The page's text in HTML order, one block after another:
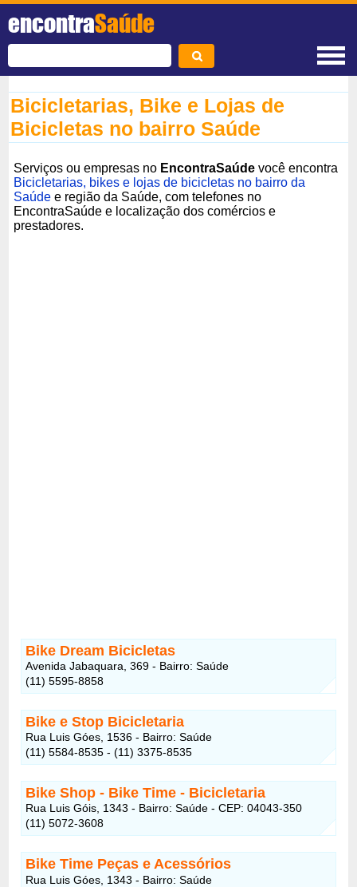
encontraSaúde
Bicicletarias, Bike e Lojas de
Bicicletas no bairro Saúde
Serviços ou empresas no EncontraSaúde você encontra
Bicicletarias, bikes e lojas de bicicletas no bairro da
Saúde e região da Saúde, com telefones no
EncontraSaúde e localização dos comércios e
prestadores.
Bike Dream Bicicletas
Avenida Jabaquara, 369 - Bairro: Saúde
(11) 5595-8858
Bike e Stop Bicicletaria
Rua Luis Góes, 1536 - Bairro: Saúde
(11) 5584-8535 - (11) 3375-8535
Bike Shop - Bike Time - Bicicletaria
Rua Luis Góis, 1343 - Bairro: Saúde - CEP: 04043-350
(11) 5072-3608
Bike Time Peças e Acessórios
Rua Luis Góes, 1343 - Bairro: Saúde